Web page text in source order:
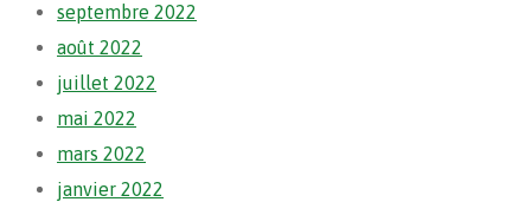
septembre 2022
août 2022
juillet 2022
mai 2022
mars 2022
janvier 2022